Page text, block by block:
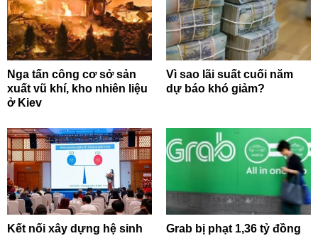
Nga tấn công cơ sở sản
xuất vũ khí, kho nhiên liệu
ở Kiev
Vì sao lãi suất cuối năm
dự báo khó giảm?
Kết nối xây dựng hệ sinh
Grab bị phạt 1,36 tỷ đồng